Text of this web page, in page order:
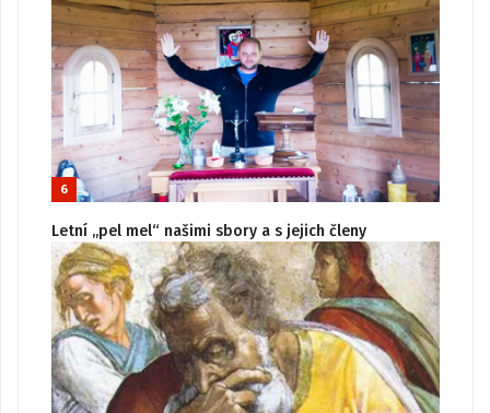
6
Letní „pel mel“ našimi sbory a s jejich členy